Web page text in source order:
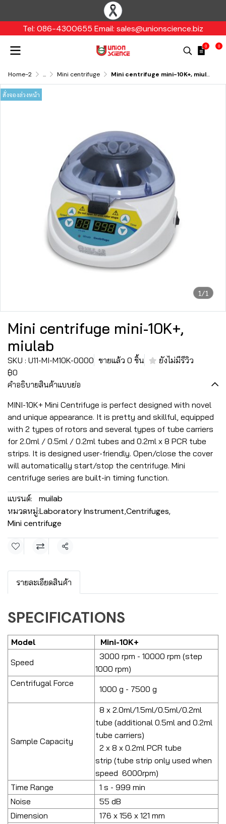
Tel: 086-4300655 Email: sales@unionscience.biz
0 0
Home-2 ... Mini centrifuge Mini centrifuge mini-10K+, miulab
1/1
สั่งจองล่วงหน้า
Mini centrifuge mini-10K+,
miulab
SKU : U11-MI-M10K-0000 ขายแล้ว 0 ชิ้น
ยังไม่มีรีวิว
฿0
คำอธิบายสินค้าแบบย่อ
MINI-10K+ Mini Centrifuge is perfect designed with novel
and unique appearance. It is pretty and skillful, equipped
with 2 types of rotors and several types of tube carriers
for 2.0ml / 0.5ml / 0.2ml tubes and 0.2ml x 8 PCR tube
strips. It is designed user-friendly. Open/close the cover
will automatically start/stop the centrifuge. Mini
centrifuge series are built-in timing function.
แบรนด์: muilab
หมวดหมู่:Laboratory Instrument,Centrifuges,
Mini centrifuge
แชร์
รายละเอียดสินค้า
SPECIFICATIONS
Model
Mini-10K+
Speed
3000 rpm - 10000 rpm (step
1000 rpm)
Centrifugal Force
1000 g - 7500 g
Sample Capacity
8 x 2.0ml/1.5ml/0.5ml/0.2ml
tube (additional 0.5ml and 0.2ml
tube carriers)
2 x 8 x 0.2ml PCR tube
strip (tube strip only used when
speed 6000rpm)
Time Range
1 s - 999 min
Noise
55 dB
Dimension
176 x 156 x 121 mm